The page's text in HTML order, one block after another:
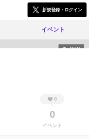
新規登録・ログイン
イベント
388
0
0
イベント